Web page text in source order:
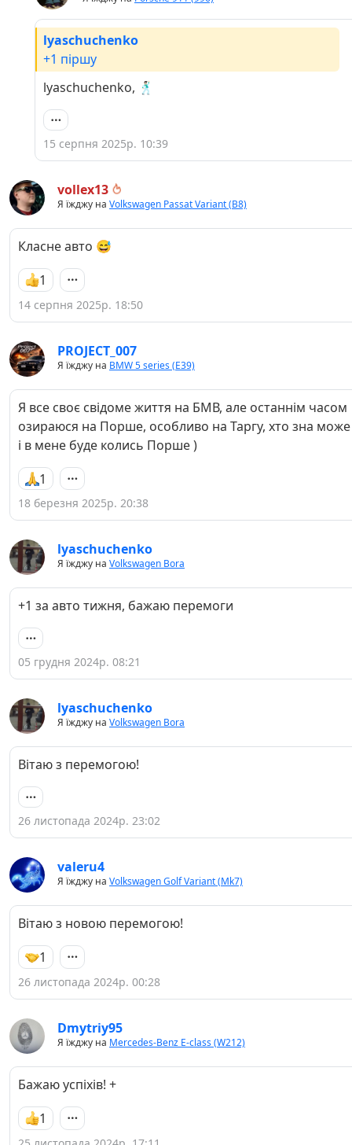
lyaschuchenko
+1 піршу
lyaschuchenko, 🕺🏻
15 серпня 2025р. 10:39
vollex13
Я їжджу на Volkswagen Passat Variant (B8)
Класне авто 😅
1
14 серпня 2025р. 18:50
PROJECT_007
Я їжджу на BMW 5 series (E39)
Я все своє свідоме життя на БМВ, але останнім часом
озираюся на Порше, особливо на Таргу, хто зна може
і в мене буде колись Порше )
1
18 березня 2025р. 20:38
lyaschuchenko
Я їжджу на Volkswagen Bora
+1 за авто тижня, бажаю перемоги
05 грудня 2024р. 08:21
lyaschuchenko
Я їжджу на Volkswagen Bora
Вітаю з перемогою!
26 листопада 2024р. 23:02
valeru4
Я їжджу на Volkswagen Golf Variant (Mk7)
Вітаю з новою перемогою!
1
26 листопада 2024р. 00:28
Dmytriy95
Я їжджу на Mercedes-Benz E-class (W212)
Бажаю успіхів! +
1